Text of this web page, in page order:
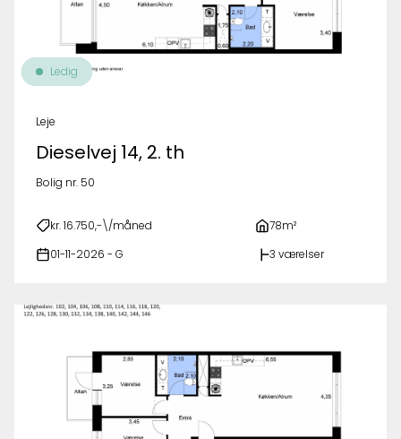
Ledig
Leje
Dieselvej 14, 2. th
Bolig nr. 50
kr. 16.750,-\/måned 78m²
01-11-2026 - G 3 værelser